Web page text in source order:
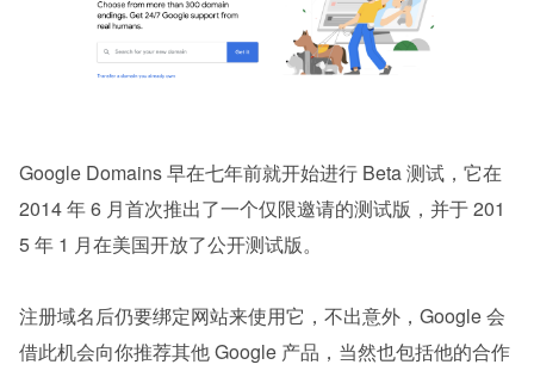
Google Domains 早在七年前就开始进行 Beta 测试，它在
2014 年 6 月首次推出了一个仅限邀请的测试版，并于 201
5 年 1 月在美国开放了公开测试版。
注册域名后仍要绑定网站来使用它，不出意外，Google 会
借此机会向你推荐其他 Google 产品，当然也包括他的合作